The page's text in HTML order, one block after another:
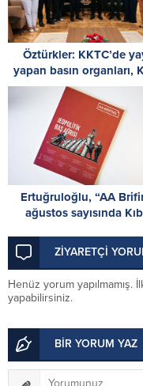
Öztürkler: KKTC’de
yapan basın organları,
Türk halkının
Ertuğruloğlu, “AA
ağustos sayısında
paylaştı
ZİYARETÇİ
Henüz yorum yapılmamış.
yapabilirsiniz.
BİR YORUM YAZ